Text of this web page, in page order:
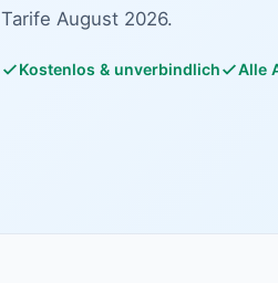
Tarife August 2026.
Kostenlos & unverbindlich Alle